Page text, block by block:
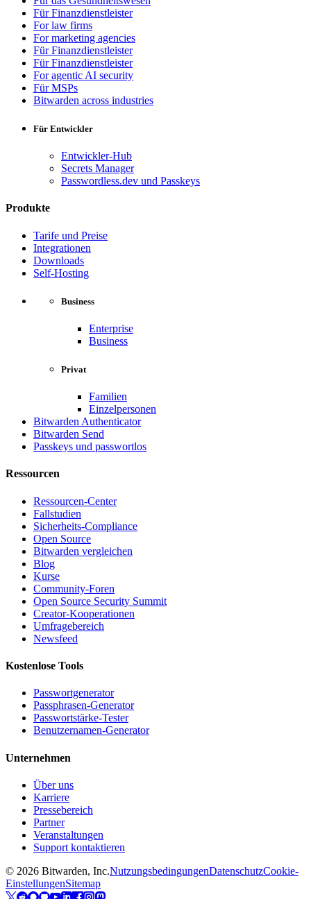
Für Finanzdienstleister
For law firms
For marketing agencies
Für Finanzdienstleister
Für Finanzdienstleister
For agentic AI security
Für MSPs
Bitwarden across industries
Für Entwickler
Entwickler-Hub
Secrets Manager
Passwordless.dev und Passkeys
Produkte
Tarife und Preise
Integrationen
Downloads
Self-Hosting
Business
Enterprise
Business
Privat
Familien
Einzelpersonen
Bitwarden Authenticator
Bitwarden Send
Passkeys und passwortlos
Ressourcen
Ressourcen-Center
Fallstudien
Sicherheits-Compliance
Open Source
Bitwarden vergleichen
Blog
Kurse
Community-Foren
Open Source Security Summit
Creator-Kooperationen
Umfragebereich
Newsfeed
Kostenlose Tools
Passwortgenerator
Passphrasen-Generator
Passwortstärke-Tester
Benutzernamen-Generator
Unternehmen
Über uns
Karriere
Pressebereich
Partner
Veranstaltungen
Support kontaktieren
© 2026 Bitwarden, Inc.NutzungsbedingungenDatenschutzCookie-
EinstellungenSitemap